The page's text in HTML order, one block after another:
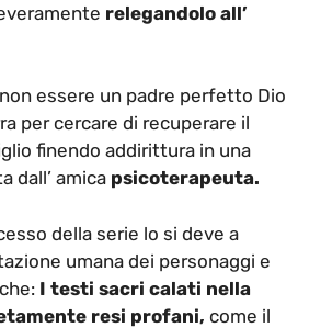
relegandolo all’
essere un padre perfetto Dio
per cercare di recuperare il
finendo addirittura in una
dall’ amica psicoterapeuta.
della serie lo si deve a
umana dei personaggi e
I testi sacri calati nella
resi profani, come il